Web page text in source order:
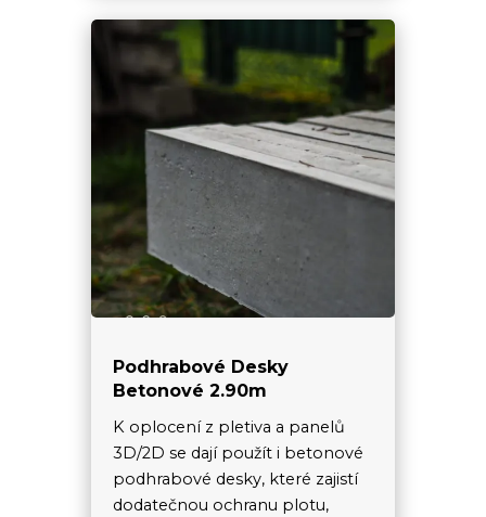
Podhrabové Desky
Betonové 2.90m
K oplocení z pletiva a panelů
3D/2D se dají použít i betonové
podhrabové desky, které zajistí
dodatečnou ochranu plotu,